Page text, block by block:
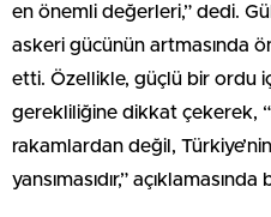
en önemli değerleri,” dedi.
askeri gücünün artmasında
etti. Özellikle, güçlü bir ordu
gerekliliğine dikkat çekerek,
rakamlardan değil,
yansımasıdır,”